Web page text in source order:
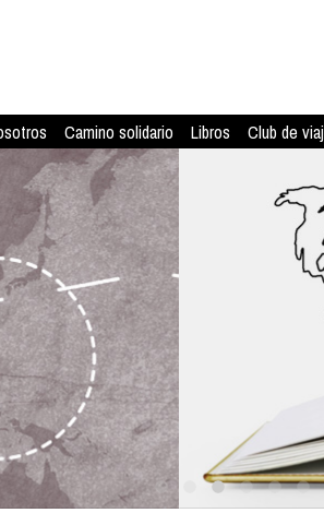
Camino solidario Libros Club de